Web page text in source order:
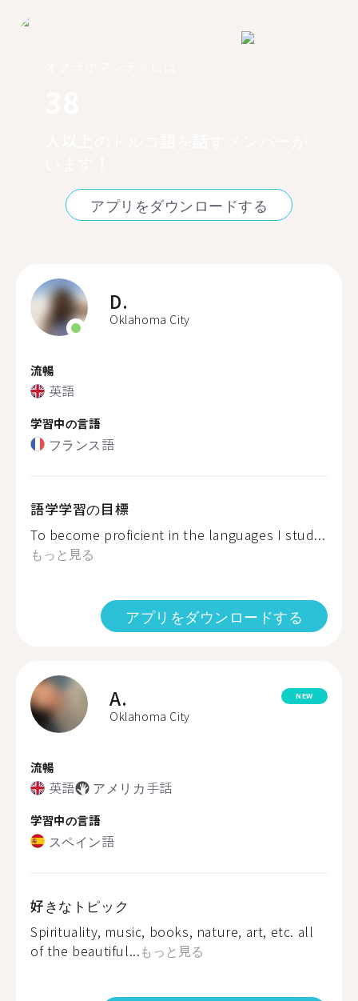
アプリをダウンロードする
D.
Oklahoma City
流暢
英語
学習中の言語
フランス語
語学学習の目標
To become proficient in the languages I stud...
もっと見る
アプリをダウンロードする
A.
Oklahoma City
NEW
流暢
英語 アメリカ手話
学習中の言語
スペイン語
好きなトピック
Spirituality, music, books, nature, art, etc. all
of the beautiful...もっと見る